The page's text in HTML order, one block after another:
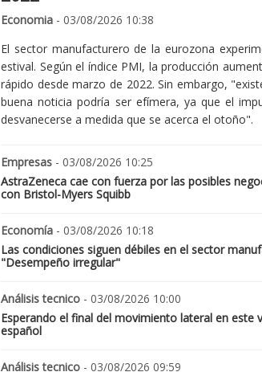
Economia - 03/08/2026 10:38
El sector manufacturero de la eurozona
estival. Según el índice PMI, la producción
rápido desde marzo de 2022. Sin embargo,
buena noticia podría ser efímera, ya que el
desvanecerse a medida que se acerca el otoño".
Empresas - 03/08/2026 10:25
AstraZeneca cae con fuerza por las posibles
con Bristol-Myers Squibb
Economía - 03/08/2026 10:18
Las condiciones siguen débiles en el sector
"Desempeño irregular"
Análisis tecnico - 03/08/2026 10:00
Esperando el final del movimiento lateral en este
español
Análisis tecnico - 03/08/2026 09:59